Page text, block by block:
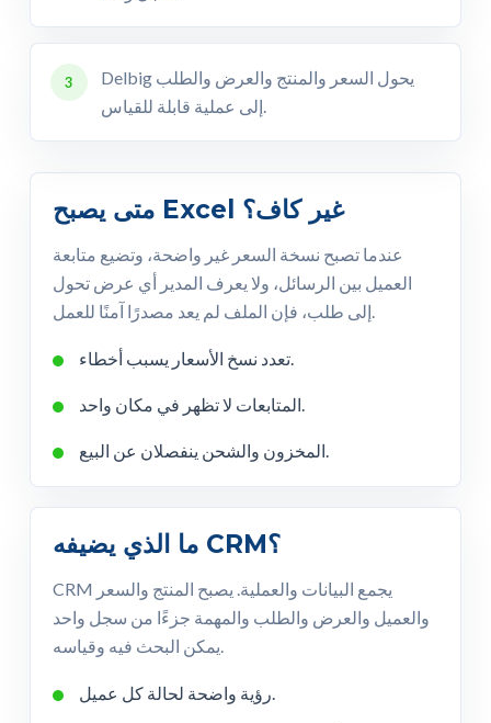
3
Delbig يحول السعر والمنتج والعرض والطلب
متى يصبح Excel غير كاف؟
عندما تصبح نسخة السعر غير واضحة، وتضيع متابعة
العميل بين الرسائل، ولا يعرف المدير أي عرض تحول
ما الذي يضيفه CRM؟
CRM يجمع البيانات والعملية. يصبح المنتج والسعر
والعميل والعرض والطلب والمهمة جزءًا من سجل واحد